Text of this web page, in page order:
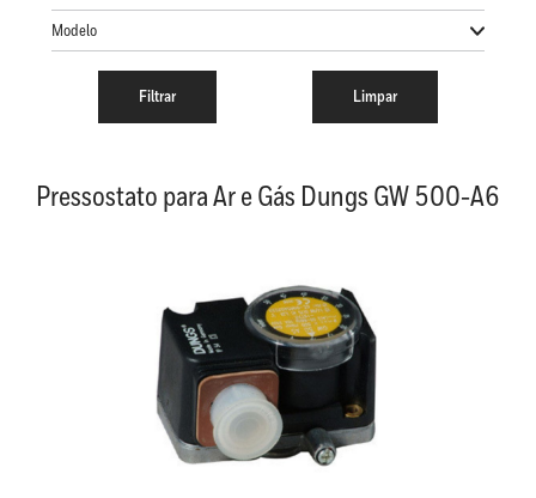
Modelo
Pressostato para Ar e Gás Dungs GW 500-A6